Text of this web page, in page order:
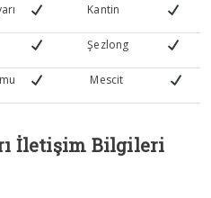
Kantin
Şezlong
Mescit
İletişim Bilgileri